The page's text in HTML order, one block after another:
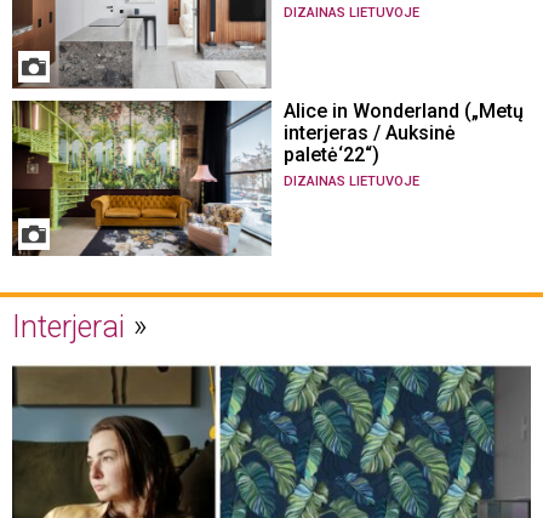
DIZAINAS LIETUVOJE
Alice in Wonderland („Metų
interjeras / Auksinė
paletė‘22“)
DIZAINAS LIETUVOJE
Interjerai